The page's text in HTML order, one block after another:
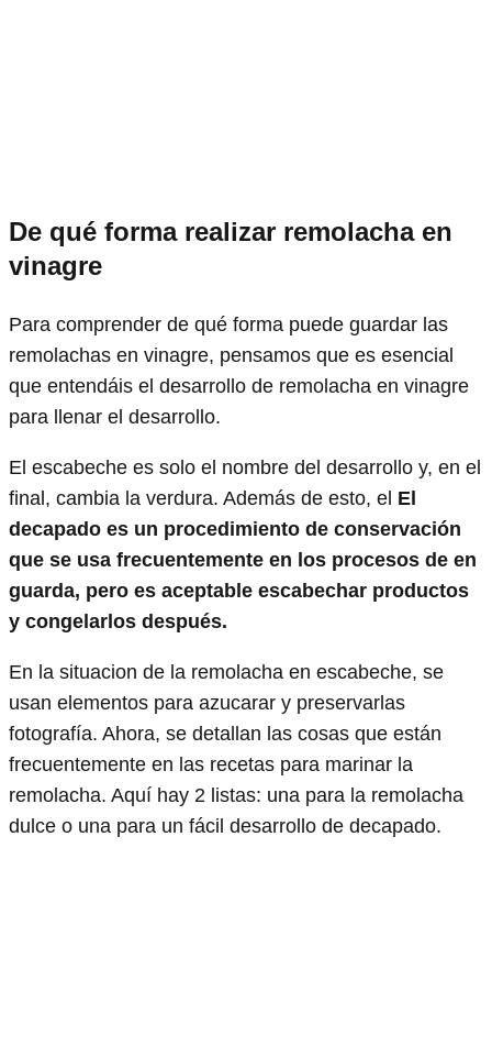
De qué forma realizar remolacha en
vinagre
Para comprender de qué forma puede guardar las
remolachas en vinagre, pensamos que es esencial
que entendáis el desarrollo de remolacha en vinagre
para llenar el desarrollo.
El escabeche es solo el nombre del desarrollo y, en el
final, cambia la verdura. Además de esto, el El
decapado es un procedimiento de conservación
que se usa frecuentemente en los procesos de en
guarda, pero es aceptable escabechar productos
y congelarlos después.
En la situacion de la remolacha en escabeche, se
usan elementos para azucarar y preservarlas
fotografía. Ahora, se detallan las cosas que están
frecuentemente en las recetas para marinar la
remolacha. Aquí hay 2 listas: una para la remolacha
dulce o una para un fácil desarrollo de decapado.